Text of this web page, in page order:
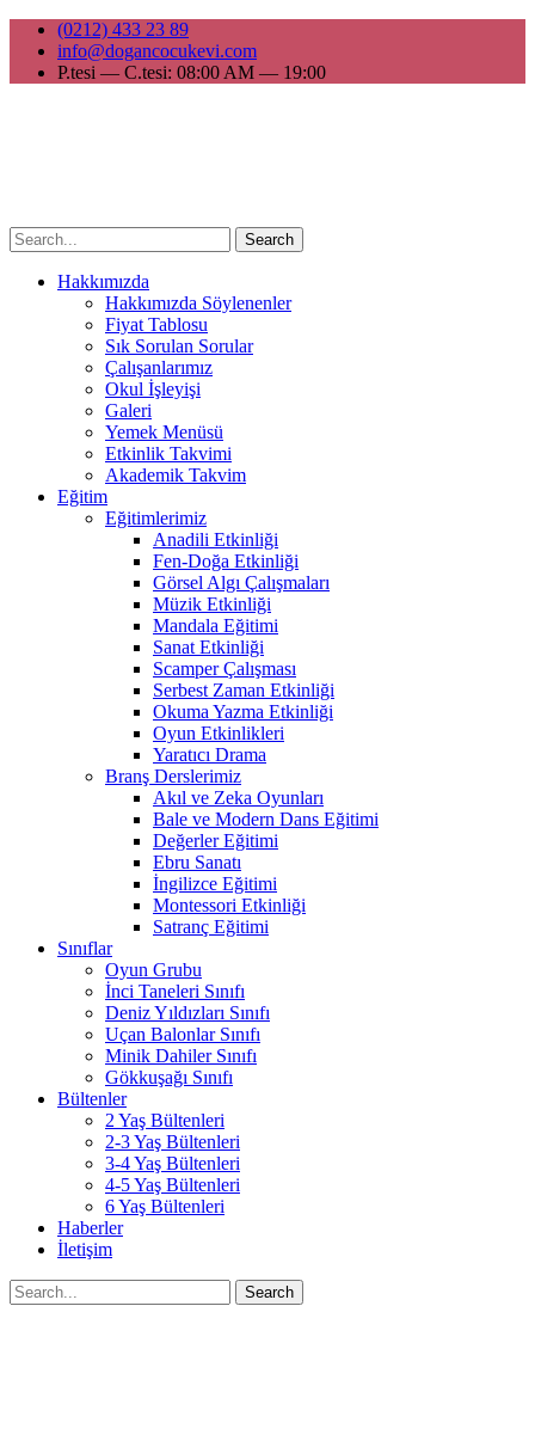
(0212) 433 23 89
info@dogancocukevi.com
P.tesi — C.tesi: 08:00 AM — 19:00
Search
Hakkımızda
Hakkımızda Söylenenler
Fiyat Tablosu
Sık Sorulan Sorular
Çalışanlarımız
Okul İşleyişi
Galeri
Yemek Menüsü
Etkinlik Takvimi
Akademik Takvim
Eğitim
Eğitimlerimiz
Anadili Etkinliği
Fen-Doğa Etkinliği
Görsel Algı Çalışmaları
Müzik Etkinliği
Mandala Eğitimi
Sanat Etkinliği
Scamper Çalışması
Serbest Zaman Etkinliği
Okuma Yazma Etkinliği
Oyun Etkinlikleri
Yaratıcı Drama
Branş Derslerimiz
Akıl ve Zeka Oyunları
Bale ve Modern Dans Eğitimi
Değerler Eğitimi
Ebru Sanatı
İngilizce Eğitimi
Montessori Etkinliği
Satranç Eğitimi
Sınıflar
Oyun Grubu
İnci Taneleri Sınıfı
Deniz Yıldızları Sınıfı
Uçan Balonlar Sınıfı
Minik Dahiler Sınıfı
Gökkuşağı Sınıfı
Bültenler
2 Yaş Bültenleri
2-3 Yaş Bültenleri
3-4 Yaş Bültenleri
4-5 Yaş Bültenleri
6 Yaş Bültenleri
Haberler
İletişim
Search